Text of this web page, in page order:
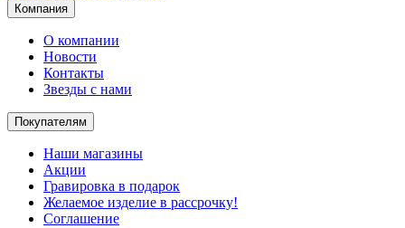
Компания
О компании
Новости
Контакты
Звезды с нами
Покупателям
Наши магазины
Акции
Гравировка в подарок
Желаемое изделие в рассрочку!
Соглашение